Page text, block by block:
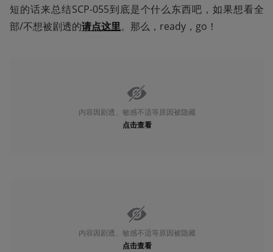
短的话来总结SCP-055到底是个什么东西吧，如果想看全
部/不想被剧透的请点这里。那么，ready，go！
内容因剧透、敏感不适等原因被隐藏
点击查看
内容因剧透、敏感不适等原因被隐藏
点击查看